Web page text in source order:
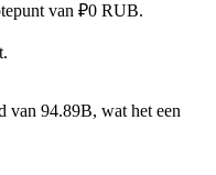
van ₽0 RUB.
van 94.89B, wat het een